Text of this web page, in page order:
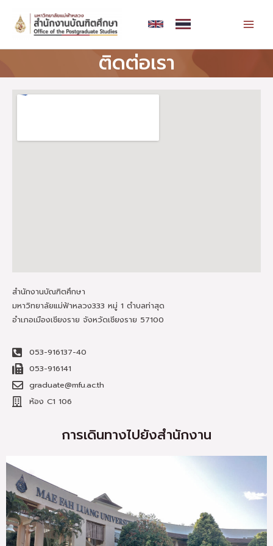
content
ติดต่อเรา
สำนักงานบัณฑิตศึกษา
มหาวิทยาลัยแม่ฟ้าหลวง333 หมู่ 1 ตำบลท่าสุด
อำเภอเมืองเชียงราย จังหวัดเชียงราย 57100
053-916137-40
053-916141
graduate@mfu.ac.th
ห้อง C1 106
การเดินทางไปยังสำนักงาน